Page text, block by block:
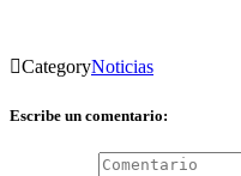
CategoryNoticias
Escribe un comentario: